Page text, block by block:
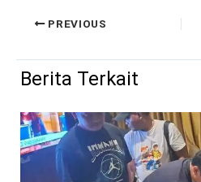
PREVIOUS
Berita Terkait